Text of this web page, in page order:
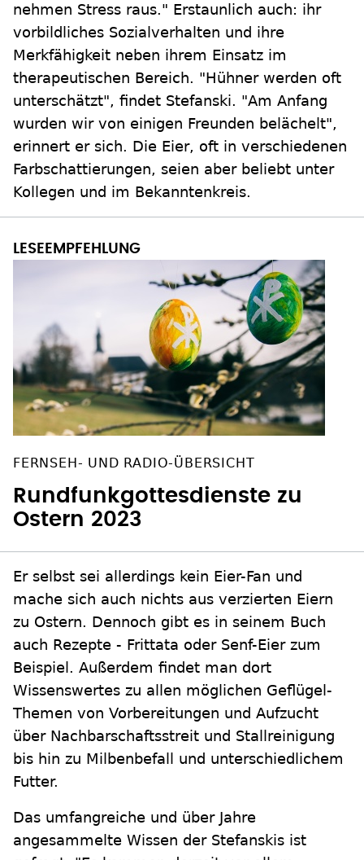
nehmen Stress raus." Erstaunlich auch: ihr
vorbildliches Sozialverhalten und ihre
Merkfähigkeit neben ihrem Einsatz im
therapeutischen Bereich. "Hühner werden oft
unterschätzt", findet Stefanski. "Am Anfang
wurden wir von einigen Freunden belächelt",
erinnert er sich. Die Eier, oft in verschiedenen
Farbschattierungen, seien aber beliebt unter
Kollegen und im Bekanntenkreis.
FERNSEH- UND RADIO-ÜBERSICHT
Rundfunkgottesdienste zu
Ostern 2023
Er selbst sei allerdings kein Eier-Fan und
mache sich auch nichts aus verzierten Eiern
zu Ostern. Dennoch gibt es in seinem Buch
auch Rezepte - Frittata oder Senf-Eier zum
Beispiel. Außerdem findet man dort
Wissenswertes zu allen möglichen Geflügel-
Themen von Vorbereitungen und Aufzucht
über Nachbarschaftsstreit und Stallreinigung
bis hin zu Milbenbefall und unterschiedlichem
Futter.
Das umfangreiche und über Jahre
angesammelte Wissen der Stefanskis ist